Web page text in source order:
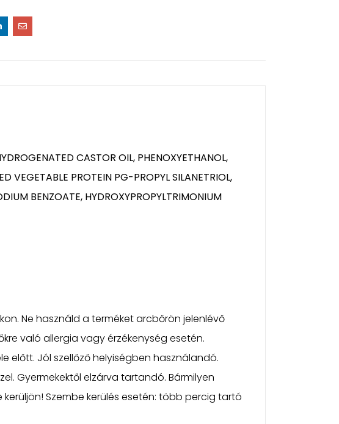
CASTOR OIL, PHENOXYETHANOL,
VEGETABLE PROTEIN PG-PROPYL SILANETRIOL,
BENZOATE, HYDROXYPROPYLTRIMONIUM
Ne használd a terméket arcbőrön jelenlévő
való allergia vagy érzékenység esetén.
előtt. Jól szellőző helyiségben használandó.
Gyermekektől elzárva tartandó. Bármilyen
Szembe kerülés esetén: több percig tartó